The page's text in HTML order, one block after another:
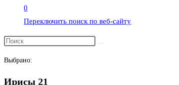
0
Переключить поиск по веб-сайту
Выбрано:
Ирисы 21